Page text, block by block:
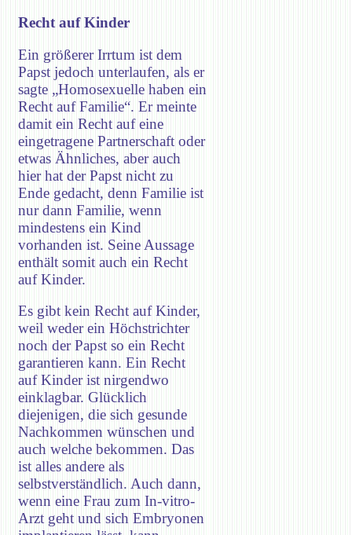
Recht auf Kinder
Ein größerer Irrtum ist dem
Papst jedoch unterlaufen, als er
sagte „Homosexuelle haben ein
Recht auf Familie“. Er meinte
damit ein Recht auf eine
eingetragene Partnerschaft oder
etwas Ähnliches, aber auch
hier hat der Papst nicht zu
Ende gedacht, denn Familie ist
nur dann Familie, wenn
mindestens ein Kind
vorhanden ist. Seine Aussage
enthält somit auch ein Recht
auf Kinder.
Es gibt kein Recht auf Kinder,
weil weder ein Höchstrichter
noch der Papst so ein Recht
garantieren kann. Ein Recht
auf Kinder ist nirgendwo
einklagbar. Glücklich
diejenigen, die sich gesunde
Nachkommen wünschen und
auch welche bekommen. Das
ist alles andere als
selbstverständlich. Auch dann,
wenn eine Frau zum In-vitro-
Arzt geht und sich Embryonen